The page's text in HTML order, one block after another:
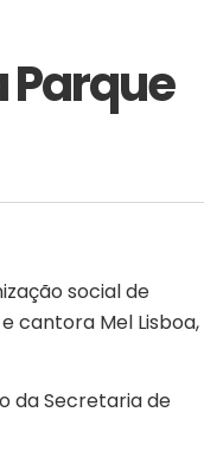
Parque
social de
cantora Mel Lisboa,
da Secretaria de